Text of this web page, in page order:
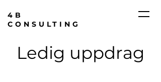
4B
CONSULTING
Ledig uppdrag